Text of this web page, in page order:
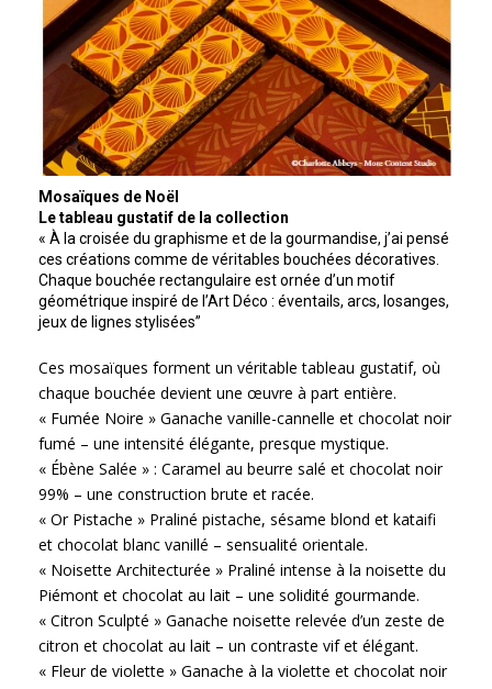
Mosaïques de Noël
Le tableau gustatif de la collection
« À la croisée du graphisme et de la gourmandise, j’ai pensé
ces créations comme de véritables bouchées décoratives.
Chaque bouchée rectangulaire est ornée d’un motif
géométrique inspiré de l’Art Déco : éventails, arcs, losanges,
jeux de lignes stylisées”
Ces mosaïques forment un véritable tableau gustatif, où
chaque bouchée devient une œuvre à part entière.
« Fumée Noire » Ganache vanille-cannelle et chocolat noir
fumé – une intensité élégante, presque mystique.
« Ébène Salée » : Caramel au beurre salé et chocolat noir
99% – une construction brute et racée.
« Or Pistache » Praliné pistache, sésame blond et kataifi
et chocolat blanc vanillé – sensualité orientale.
« Noisette Architecturée » Praliné intense à la noisette du
Piémont et chocolat au lait – une solidité gourmande.
« Citron Sculpté » Ganache noisette relevée d’un zeste de
citron et chocolat au lait – un contraste vif et élégant.
« Fleur de violette » Ganache à la violette et chocolat noir